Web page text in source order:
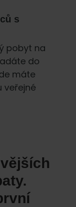
s
pobyt na
do
máte
veřejné